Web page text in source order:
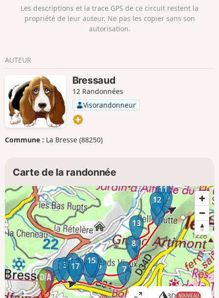
Les descriptions et la trace GPS de ce circuit restent la
propriété de leur auteur. Ne pas les copier sans son
autorisation.
AUTEUR
Bressaud
12 Randonnées
Visorandonneur
Commune : La Bresse (88250)
Carte de la randonnée
1
23 4 6 7
8
9
10
11
12
13
14
15
16
17
3D NOUVEAU